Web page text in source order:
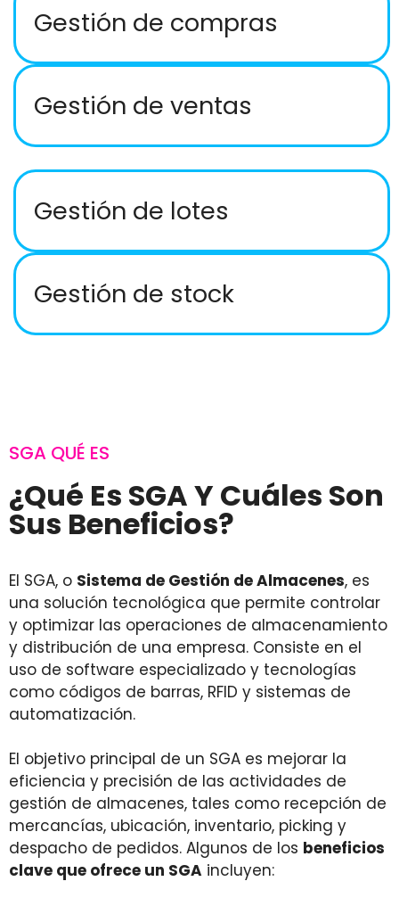
Gestión de compras
Gestión de ventas
Gestión de lotes
Gestión de stock
SGA QUÉ ES
¿Qué Es SGA Y Cuáles Son
Sus Beneficios?
El SGA, o Sistema de Gestión de Almacenes, es
una solución tecnológica que permite controlar
y optimizar las operaciones de almacenamiento
y distribución de una empresa. Consiste en el
uso de software especializado y tecnologías
como códigos de barras, RFID y sistemas de
automatización.
El objetivo principal de un SGA es mejorar la
eficiencia y precisión de las actividades de
gestión de almacenes, tales como recepción de
mercancías, ubicación, inventario, picking y
despacho de pedidos. Algunos de los beneficios
clave que ofrece un SGA incluyen: